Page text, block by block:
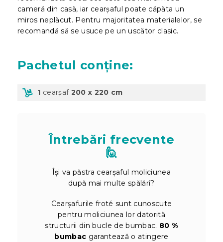
cameră din casă, iar cearșaful poate căpăta un
miros neplăcut. Pentru majoritatea materialelor, se
recomandă să se usuce pe un uscător clasic.
Pachetul conține:
1 cearșaf 200 x 220 cm
Întrebări frecvente
🙋
Își va păstra cearșaful moliciunea
după mai multe spălări?
Cearșafurile froté sunt cunoscute
pentru moliciunea lor datorită
structurii din bucle de bumbac. 80 %
bumbac garantează o atingere